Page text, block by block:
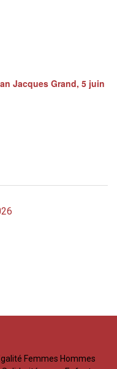
Jacques Grand, 5 juin
Femmes Hommes